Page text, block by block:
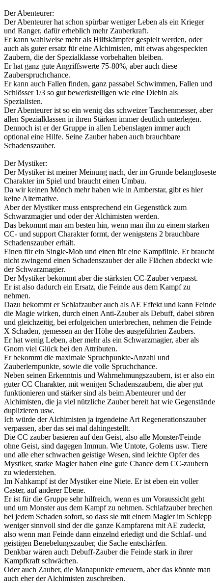
Der Abenteurer:
Der Abenteurer hat schon spürbar weniger Leben als ein Krieger
und Ranger, dafür erheblich mehr Zauberkraft.
Er kann wahlweise mehr als Hilfskämpfer gespielt werden, oder
auch als guter ersatz für eine Alchimisten, mit etwas abgespeckten
Zaubern, die der Spezialklasse vorbehalten bleiben.
Er hat ganz gute Angriffswerte 75-80%, aber auch diese
Zauberspruchchance.
Er kann auch Fallen finden, ganz passabel Schwimmen, Fallen und
Schlösser 1/3 so gut bewerkstelligen wie eine Diebin als
Spezialisten.
Der Abenteurer ist so ein wenig das schweizer Taschenmesser, aber
allen Spezialklassen in ihren Stärken immer deutlich unterlegen.
Dennoch ist er der Gruppe in allen Lebenslagen immer auch
optional eine Hilfe. Seine Zauber haben auch brauchbare
Schadenszauber.
Der Mystiker:
Der Mystiker ist meiner Meinung nach, der im Grunde belangloseste
Charakter im Spiel und braucht einen Umbau.
Da wir keinen Mönch mehr haben wie in Amberstar, gibt es hier
keine Alternative.
Aber der Mystiker muss entsprechend ein Gegenstück zum
Schwarzmagier und oder der Alchimisten werden.
Das bekommt man am besten hin, wenn man ihn zu einem starken
CC- und support Charakter formt, der wenigstens 2 brauchbare
Schadenszauber erhält.
Einen für ein Single-Mob und einen für eine Kampflinie. Er braucht
nicht zwingend einen Schadenszauber der alle Flächen abdeckt wie
der Schwarzmagier.
Der Mystiker bekommt aber die stärksten CC-Zauber verpasst.
Er ist also dadurch ein Ersatz, die Feinde aus dem Kampf zu
nehmen.
Dazu bekommt er Schlafzauber auch als AE Effekt und kann Feinde
die Magie wirken, durch einen Anti-Zauber als Debuff, dabei stören
und gleichzeitig, bei erfolgeichen unterbrechen, nehmen die Feinde
X Schaden, gemessen an der Höhe des ausgeführten Zaubers.
Er hat wenig Leben, aber mehr als ein Schwarzmagier, aber als
Gnom viel Glück bei den Attributen.
Er bekommt die maximale Spruchpunkte-Anzahl und
Zauberlernpunkte, sowie die volle Spruchchance.
Neben seinen Erkenntnis und Wahrnehmungszaubern, ist er also ein
guter CC Charakter, mit wenigen Schadenszaubern, die aber gut
funktionieren und stärker sind als beim Abenteurer und der
Alchimisten, die ja viel nützliche Zauber bereit hat wie Gegenstände
duplizieren usw.
Ich würde der Alchimisten ja irgendeine Art Regenerationszauber
verpassen, aber das sei mal dahingestellt.
Die CC zauber basieren auf den Geist, also alle Monster/Feinde
ohne Geist, sind dagegen Immun. Wie Untote, Golems usw. Tiere
und alle eher schwachen geistige Wesen, sind leichte Opfer des
Mystiker, starke Magier haben eine gute Chance dem CC-zaubern
zu wiederstehen.
Im Nahkampf ist der Mystiker eine Niete. Er ist eben ein voller
Caster, auf anderer Ebene.
Er ist für die Gruppe sehr hilfreich, wenn es um Voraussicht geht
und um Monster aus dem Kampf zu nehmen. Schlafzauber brechen
bei jedem Schaden sofort, so dass sie mit einem Magier im Schlepp
weniger sinnvoll sind der die ganze Kampfarena mit AE zudeckt,
also wenn man Feinde dann einzelnd erledigt und die Schlaf- und
geistigen Benebelungszauber, die Sache entschärfen.
Denkbar wären auch Debuff-Zauber die Feinde stark in ihrer
Kampfkraft schwächen.
Oder auch Zauber, die Manapunkte erneuern, aber das könnte man
auch eher der Alchimisten zuschreiben.